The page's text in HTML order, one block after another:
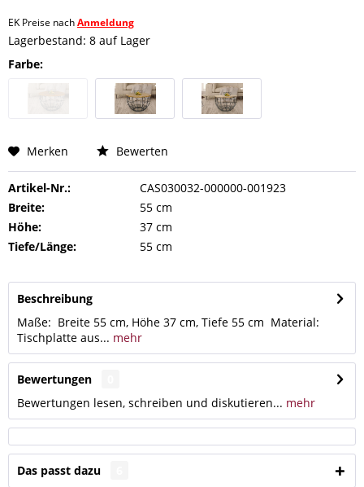
EK Preise nachAnmeldung
Lagerbestand: 8 auf Lager
Farbe:
Merken Bewerten
Artikel-Nr.:
CAS030032-000000-001923
Breite:
55 cm
Höhe:
37 cm
Tiefe/Länge:
55 cm
Beschreibung
Maße: Breite 55 cm, Höhe 37 cm, Tiefe 55 cm Material:
Tischplatte aus... mehr
Bewertungen
Bewertungen lesen, schreiben und diskutieren... mehr
Das passt dazu